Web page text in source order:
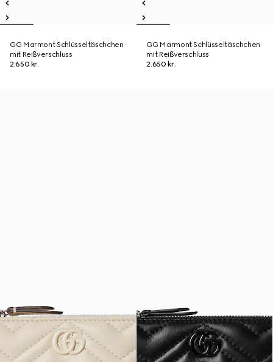
GG Marmont Schlüsseltäschchen
mit Reißverschluss
2.650 kr.
GG Marmont Schlüsseltäschchen
mit Reißverschluss
2.650 kr.